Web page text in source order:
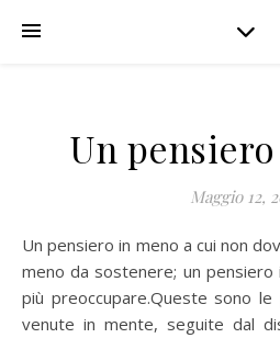
Un
Maggio 12,
Un pensiero in meno a cui non dover badare; un pensiero in
meno da sostenere; un
più preoccupare.Queste sono
venute in mente, seguite dal